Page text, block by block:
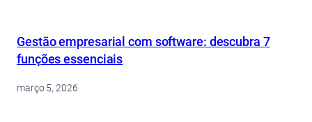
Gestão empresarial com software: descubra 7
funções essenciais
março 5, 2026